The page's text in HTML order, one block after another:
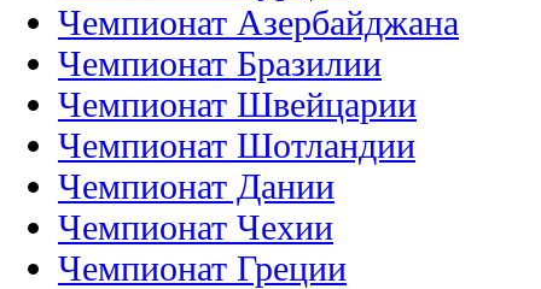
Чемпионат Азербайджана
Чемпионат Бразилии
Чемпионат Швейцарии
Чемпионат Шотландии
Чемпионат Дании
Чемпионат Чехии
Чемпионат Греции